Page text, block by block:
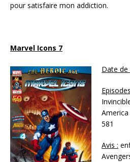
pour satisfaire mon addiction.
Marvel Icons 7
Date de
581
Avis :